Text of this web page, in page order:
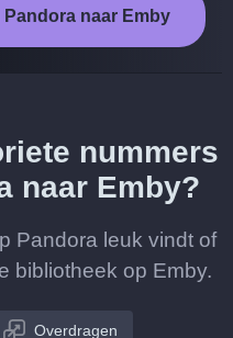
naar Emby
nummers
naar Emby?
Pandora leuk vindt of
bibliotheek op Emby.
Overdragen